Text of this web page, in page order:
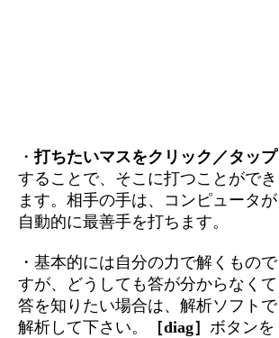
・打ちたいマスをクリック／タップ
することで、そこに打つことができ
ます。相手の手は、コンピュータが
自動的に最善手を打ちます。
・基本的には自分の力で解くもので
すが、どうしても答が分からなくて
答を知りたい場合は、解析ソフトで
解析して下さい。
［diag］ ボタンを